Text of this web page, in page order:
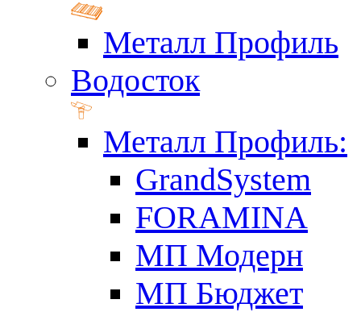
Металл Профиль
Водосток
Металл Профиль:
GrandSystem
FORAMINA
МП Модерн
МП Бюджет